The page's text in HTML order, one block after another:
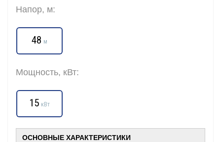
Напор, м:
48 м
Мощность, кВт:
15 кВт
ОСНОВНЫЕ ХАРАКТЕРИСТИКИ